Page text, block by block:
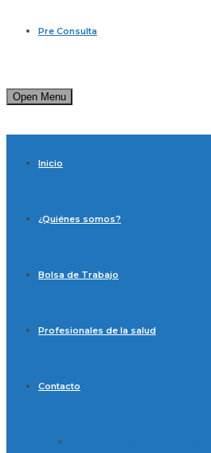
Pre Consulta
Open Menu
Inicio
¿Quiénes somos?
Bolsa de Trabajo
Profesionales de la salud
Contacto